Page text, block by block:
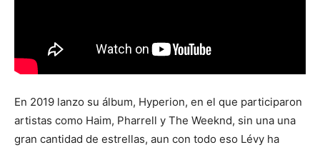
En 2019 lanzo su álbum, Hyperion, en el que participaron
artistas como Haim, Pharrell y The Weeknd, sin una una
gran cantidad de estrellas, aun con todo eso Lévy ha